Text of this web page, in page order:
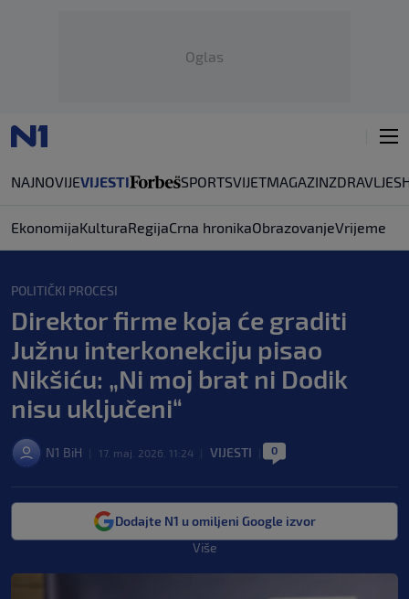
Oglas
NAJNOVIJEVIJESTI SPORTSVIJETMAGAZINZDRAVLJE
EkonomijaKulturaRegijaCrna hronikaObrazovanjeVrijeme
POLITIČKI PROCESI
Direktor firme koja će graditi
Južnu interkonekciju pisao
Nikšiću: „Ni moj brat ni Dodik
nisu uključeni“
N1 BiH 17. maj. 2026. 11:24 VIJESTI 0
Dodajte N1 u omiljeni Google izvor
Više